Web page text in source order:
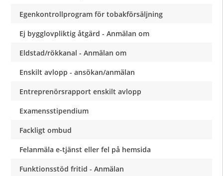
Egenkontrollprogram för tobakförsäljning
Ej bygglovpliktig åtgärd - Anmälan om
Eldstad/rökkanal - Anmälan om
Enskilt avlopp - ansökan/anmälan
Entreprenörsrapport enskilt avlopp
Examensstipendium
Fackligt ombud
Felanmäla e-tjänst eller fel på hemsida
Funktionsstöd fritid - Anmälan